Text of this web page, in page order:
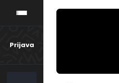
Prijava